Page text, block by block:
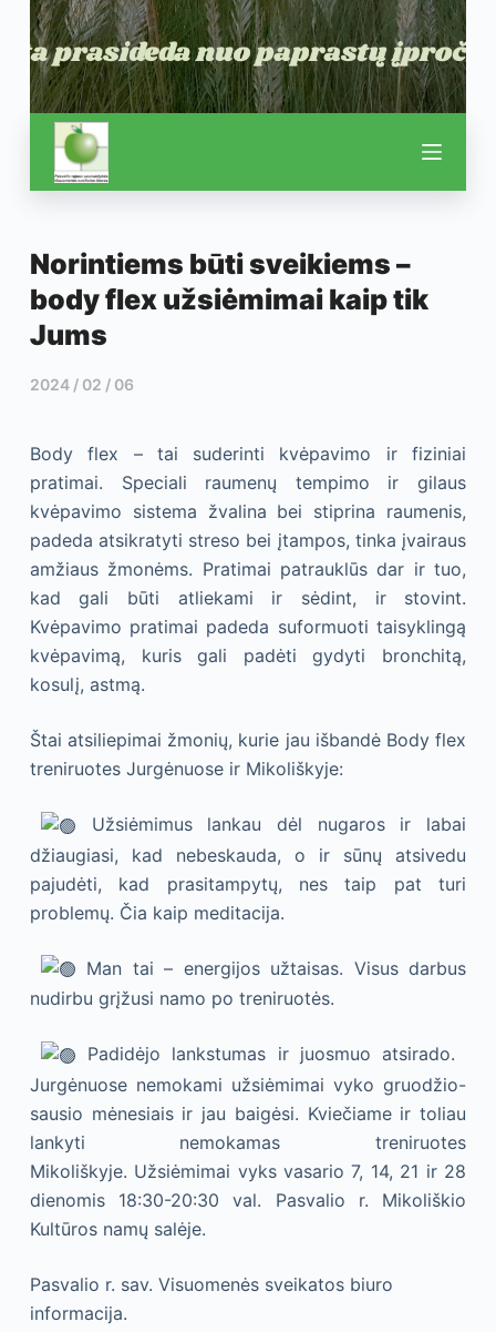
Norintiems būti sveikiems –
body flex užsiėmimai kaip tik
Jums
2024 / 02 / 06
Body flex – tai suderinti kvėpavimo ir fiziniai
pratimai. Speciali raumenų tempimo ir gilaus
kvėpavimo sistema žvalina bei stiprina raumenis,
padeda atsikratyti streso bei įtampos, tinka įvairaus
amžiaus žmonėms. Pratimai patrauklūs dar ir tuo,
kad gali būti atliekami ir sėdint, ir stovint.
Kvėpavimo pratimai padeda suformuoti taisyklingą
kvėpavimą, kuris gali padėti gydyti bronchitą,
kosulį, astmą.
Štai atsiliepimai žmonių, kurie jau išbandė Body flex
treniruotes Jurgėnuose ir Mikoliškyje:
Užsiėmimus lankau dėl nugaros ir labai
džiaugiasi, kad nebeskauda, o ir sūnų atsivedu
pajudėti, kad prasitampytų, nes taip pat turi
problemų. Čia kaip meditacija.
Man tai – energijos užtaisas. Visus darbus
nudirbu grįžusi namo po treniruotės.
Padidėjo lankstumas ir juosmuo atsirado.
Jurgėnuose nemokami užsiėmimai vyko gruodžio-
sausio mėnesiais ir jau baigėsi. Kviečiame ir toliau
lankyti nemokamas treniruotes
Mikoliškyje. Užsiėmimai vyks vasario 7, 14, 21 ir 28
dienomis 18:30-20:30 val. Pasvalio r. Mikoliškio
Kultūros namų salėje.
Pasvalio r. sav. Visuomenės sveikatos biuro
informacija.